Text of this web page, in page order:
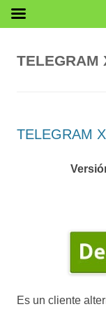
TELEGRAM
TELEGRAM X
Es un cliente